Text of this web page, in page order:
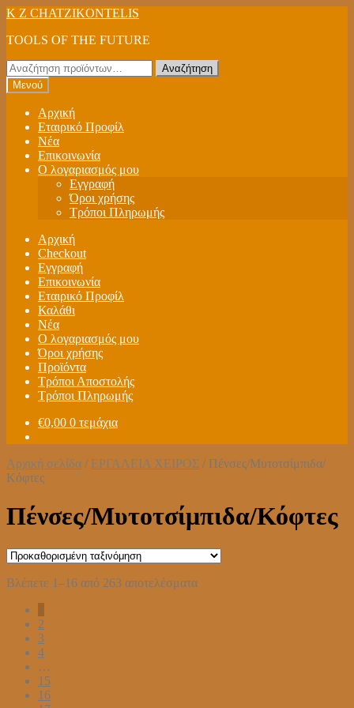
Απευθείας
στην
Μετάβαση
περιεχόμενο
K Z CHATZIKONTELIS
TOOLS OF THE FUTURE
Αναζήτηση
για:
Αναζήτηση
Μενού
Αρχική
Εταιρικό Προφίλ
Νέα
Επικοινωνία
Ο λογαριασμός μου
Εγγραφή
Όροι χρήσης
Τρόποι Πληρωμής
Αρχική
Checkout
Εγγραφή
Επικοινωνία
Εταιρικό Προφίλ
Καλάθι
Νέα
Ο λογαριασμός μου
Όροι χρήσης
Προϊόντα
Τρόποι Αποστολής
Τρόποι Πληρωμής
€0,00 0 τεμάχια
Αρχική σελίδα / ΕΡΓΑΛΕΙΑ ΧΕΙΡΟΣ / Πένσες/Μυτοτσίμπιδα/
Κόφτες
Πένσες/Μυτοτσίμπιδα/Κόφτες
Βλέπετε 1–16 από 263 αποτελέσματα
1
2
3
4
…
15
16